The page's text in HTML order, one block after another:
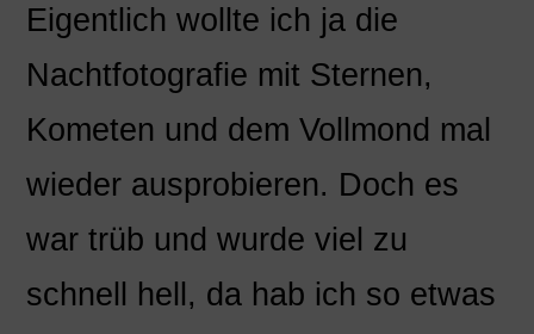
Eigentlich wollte ich ja die
Nachtfotografie mit Sternen,
Kometen und dem Vollmond mal
wieder ausprobieren. Doch es
war trüb und wurde viel zu
schnell hell, da hab ich so etwas